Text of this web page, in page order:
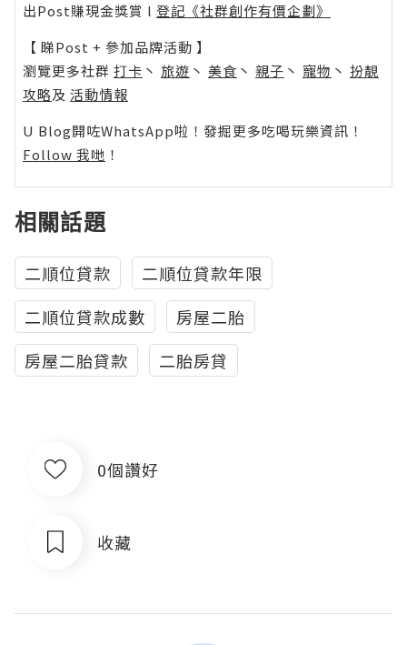
出Post賺現金獎賞 l 登記《社群創作有價企劃》
【 睇Post + 參加品牌活動 】
瀏覽更多社群 打卡 丶 旅遊 丶 美食 丶 親子 丶 寵物 丶 扮靚
攻略及 活動情報
U Blog開咗WhatsApp啦！發掘更多吃喝玩樂資訊！
Follow 我哋 ！
相關話題
二順位貸款
二順位貸款年限
二順位貸款成數
房屋二胎
房屋二胎貸款
二胎房貸
0個讚好
收藏